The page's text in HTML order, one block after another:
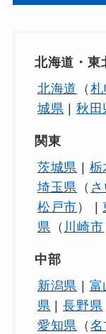
北海道・東
北海道
（
城県 | 秋田
関東
茨城県 | 栃
埼玉県
（
松戸市 ） |
県 （ 川崎市
中部
新潟県 | 富
県 |長野県
愛知県
（名